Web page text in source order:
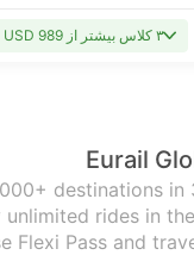
۳ کلاس بیشتر از USD 989
Eurail
destinations in
unlimited rides in
Flexi Pass and